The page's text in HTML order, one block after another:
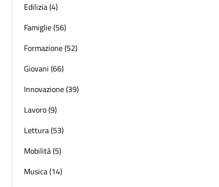
Edilizia (4)
Famiglie (56)
Formazione (52)
Giovani (66)
Innovazione (39)
Lavoro (9)
Lettura (53)
Mobilità (5)
Musica (14)